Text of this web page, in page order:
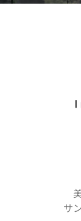
サ